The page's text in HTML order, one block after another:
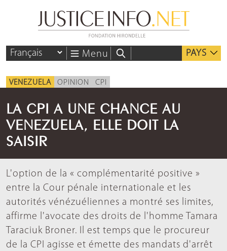
Menu PAYS
VENEZUELA OPINION CPI
LA CPI A UNE CHANCE AU
VENEZUELA, ELLE DOIT LA
SAISIR
L'option de la « complémentarité positive »
entre la Cour pénale internationale et les
autorités vénézuéliennes a montré ses limites,
affirme l'avocate des droits de l'homme Tamara
Taraciuk Broner. Il est temps que le procureur
de la CPI agisse et émette des mandats d'arrêt